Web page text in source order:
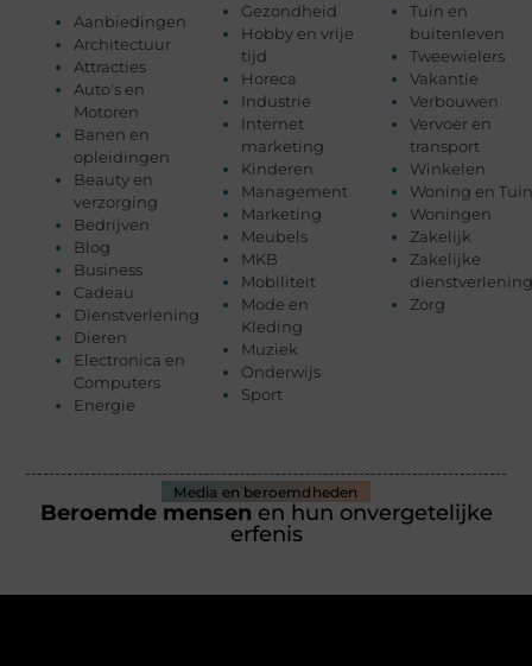
Aanbiedingen
Architectuur
Attracties
Auto's en
Motoren
Banen en
opleidingen
Beauty en
verzorging
Bedrijven
Blog
Business
Cadeau
Dienstverlening
Dieren
Electronica en
Computers
Energie
Gezondheid
Hobby en vrije
tijd
Horeca
Industrie
Internet
marketing
Kinderen
Management
Marketing
Meubels
MKB
Mobiliteit
Mode en
Kleding
Muziek
Onderwijs
Sport
Tuin en
buitenleven
Tweewielers
Vakantie
Verbouwen
Vervoer en
transport
Winkelen
Woning en Tuin
Woningen
Zakelijk
Zakelijke
dienstverlening
Zorg
Media en beroemdheden
Beroemde mensen en hun onvergetelijke
erfenis